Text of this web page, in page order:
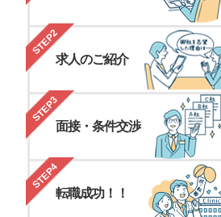
STEP2
求人のご紹介
STEP3
面接・条件交渉
STEP4
転職成功！！